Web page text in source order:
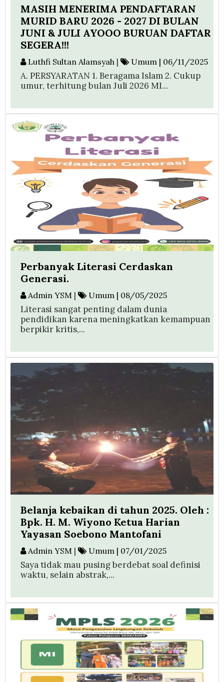
MASIH MENERIMA PENDAFTARAN
MURID BARU 2026 - 2027 DI BULAN
JUNI & JULI AYOOO BURUAN DAFTAR
SEGERA!!!
Luthfi Sultan Alamsyah | Umum | 06/11/2025
A. PERSYARATAN 1. Beragama Islam 2. Cukup
umur, terhitung bulan Juli 2026 MI...
Perbanyak Literasi Cerdaskan
Generasi.
Admin YSM | Umum | 08/05/2025
Literasi sangat penting dalam dunia
pendidikan karena meningkatkan kemampuan
berpikir kritis,...
Belanja kebaikan di tahun 2025. Oleh :
Bpk. H. M. Wiyono Ketua Harian
Yayasan Soebono Mantofani
Admin YSM | Umum | 07/01/2025
Saya tidak mau pusing berdebat soal definisi
waktu, selain abstrak,...